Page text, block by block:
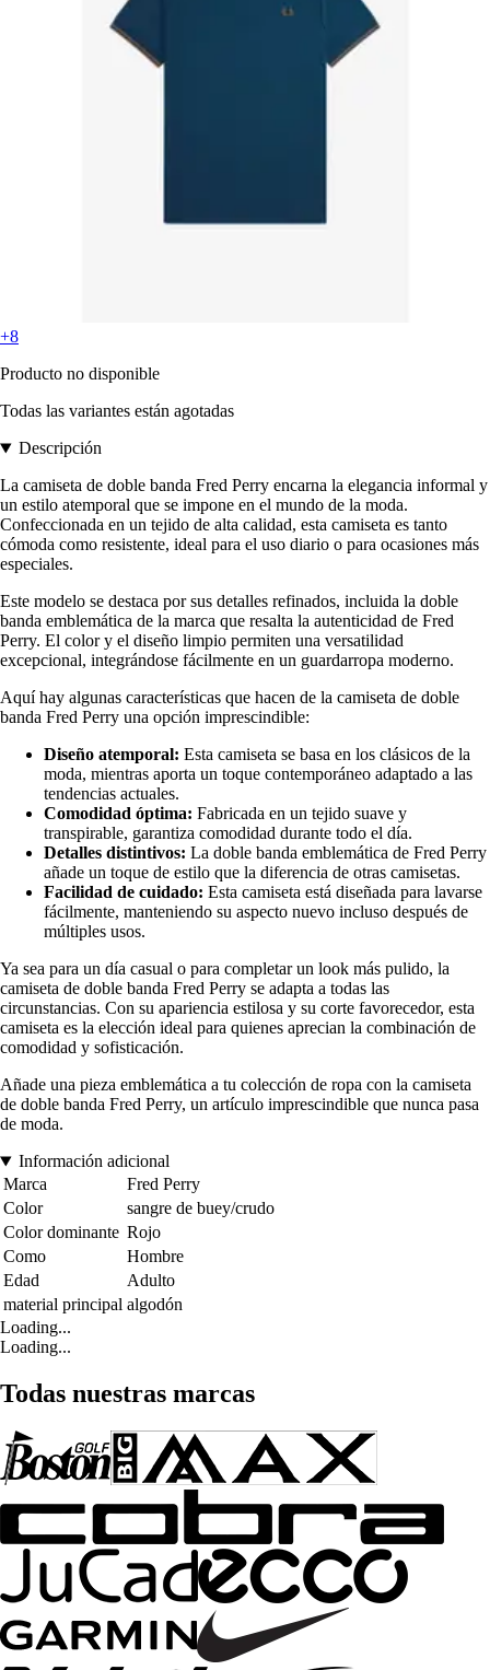
+8
Producto no disponible
Todas las variantes están agotadas
Descripción
La camiseta de doble banda Fred Perry encarna la elegancia informal y
un estilo atemporal que se impone en el mundo de la moda.
Confeccionada en un tejido de alta calidad, esta camiseta es tanto
cómoda como resistente, ideal para el uso diario o para ocasiones más
especiales.
Este modelo se destaca por sus detalles refinados, incluida la doble
banda emblemática de la marca que resalta la autenticidad de Fred
Perry. El color y el diseño limpio permiten una versatilidad
excepcional, integrándose fácilmente en un guardarropa moderno.
Aquí hay algunas características que hacen de la camiseta de doble
banda Fred Perry una opción imprescindible:
Diseño atemporal: Esta camiseta se basa en los clásicos de la
moda, mientras aporta un toque contemporáneo adaptado a las
tendencias actuales.
Comodidad óptima: Fabricada en un tejido suave y
transpirable, garantiza comodidad durante todo el día.
Detalles distintivos: La doble banda emblemática de Fred Perry
añade un toque de estilo que la diferencia de otras camisetas.
Facilidad de cuidado: Esta camiseta está diseñada para lavarse
fácilmente, manteniendo su aspecto nuevo incluso después de
múltiples usos.
Ya sea para un día casual o para completar un look más pulido, la
camiseta de doble banda Fred Perry se adapta a todas las
circunstancias. Con su apariencia estilosa y su corte favorecedor, esta
camiseta es la elección ideal para quienes aprecian la combinación de
comodidad y sofisticación.
Añade una pieza emblemática a tu colección de ropa con la camiseta
de doble banda Fred Perry, un artículo imprescindible que nunca pasa
de moda.
Información adicional
Marca
Fred Perry
Color
sangre de buey/crudo
Color dominante Rojo
Como
Hombre
Edad
Adulto
material principal algodón
Loading...
Loading...
Todas nuestras marcas